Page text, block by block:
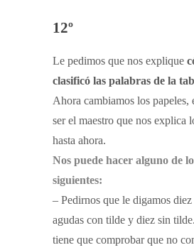
12º
Le pedimos que nos explique
clasificó las palabras de la
Ahora cambiamos los papeles,
ser el maestro que nos explica
hasta ahora.
Nos puede hacer alguno de
siguientes:
– Pedirnos que le digamos diez
agudas con tilde y diez sin
tiene que comprobar que no